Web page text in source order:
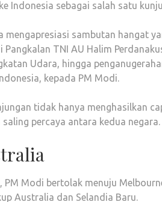
Indonesia sebagai salah satu
sambutan hangat
TNI AU Halim
Udara, hingga
kepada PM Modi.
tidak hanya menghasilkan
percaya antara kedua negara.
PM Modi bertolak menuju
Australia dan Selandia Baru.